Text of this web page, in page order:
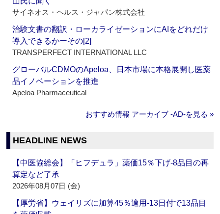
サイネオス・ヘルス・ジャパン株式会社
治験文書の翻訳・ローカライゼーションにAIをどれだけ
導入できるかーその[2]
TRANSPERFECT INTERNATIONAL LLC
グローバルCDMOのApeloa、日本市場に本格展開し医薬
品イノベーションを推進
Apeloa Pharmaceutical
おすすめ情報 アーカイブ ‐AD‐を見る »
HEADLINE NEWS
【中医協総会】「ヒフデュラ」薬価15％下げ‐8品目の再
算定など了承
2026年08月07日 (金)
【厚労省】ウェイリズに加算45％適用‐13日付で13品目